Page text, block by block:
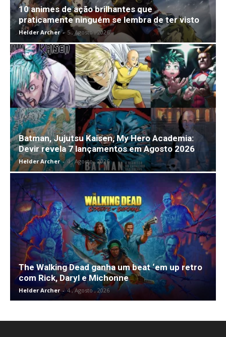
10 animes de ação brilhantes que
praticamente ninguém se lembra de ter visto
Helder Archer - 5 , Agosto , 2026
Batman, Jujutsu Kaisen, My Hero Academia:
Devir revela 7 lançamentos em Agosto 2026
Helder Archer - 4 , Agosto , 2026
The Walking Dead ganha um beat ‘em up retro
com Rick, Daryl e Michonne
Helder Archer - 4 , Agosto , 2026